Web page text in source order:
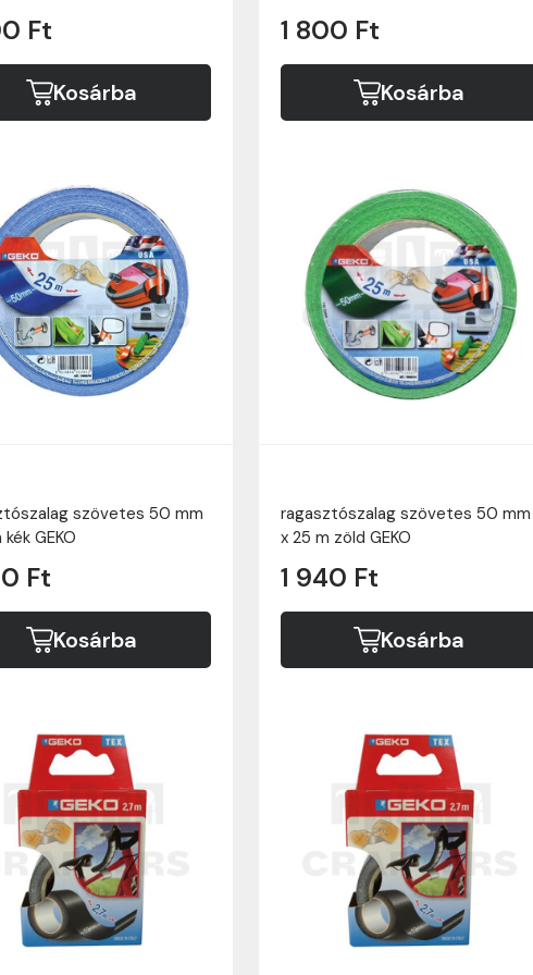
Ft
Kosárba
1 800 Ft
Kosárba
szövetes 50 mm
GEKO
Ft
Kosárba
ragasztószalag szövetes 50 mm
x 25 m zöld GEKO
1 940 Ft
Kosárba